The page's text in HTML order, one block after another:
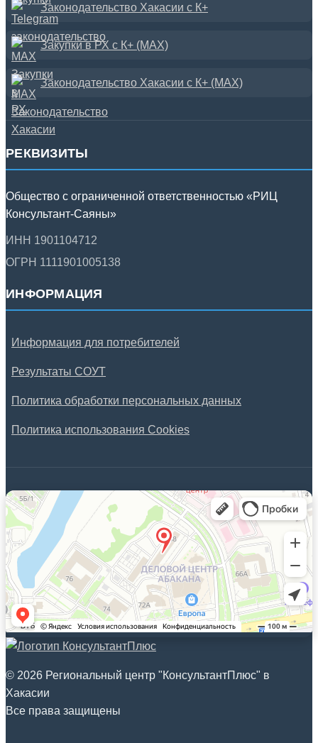
Законодательство Хакасии с К+
Закупки в РХ с К+ (MAX)
Законодательство Хакасии с К+ (MAX)
РЕКВИЗИТЫ
Общество с ограниченной ответственностью «РИЦ
Консультант-Саяны»
ИНН 1901104712
ОГРН 1111901005138
ИНФОРМАЦИЯ
Информация для потребителей
Результаты СОУТ
Политика обработки персональных данных
Политика использования Cookies
© 2026 Региональный центр "КонсультантПлюс" в
Хакасии
Все права защищены